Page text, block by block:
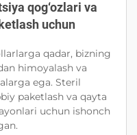
qog‘ozlari va
uchun
qadar, bizning
himoyalash va
ega. Steril
paketlash va qayta
uchun ishonch